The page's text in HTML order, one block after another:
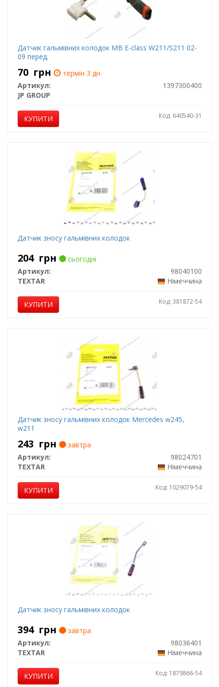
Датчик гальмівних колодок MB E-class W211/S211 02-
09 перед.
70 грн
термін 3 дн.
Артикул:
1397300400
JP GROUP
КУПИТИ Код: 640540-31
Датчик зносу гальмівних колодок
204 грн
сьогодні
Артикул:
98040100
TEXTAR
Німеччина
КУПИТИ Код: 381872-54
Датчик зносу гальмівних колодок Mercedes w245,
w211
243 грн
завтра
Артикул:
98024701
TEXTAR
Німеччина
КУПИТИ Код: 1029079-54
Датчик зносу гальмівних колодок
394 грн
завтра
Артикул:
98036401
TEXTAR
Німеччина
КУПИТИ Код: 1879866-54